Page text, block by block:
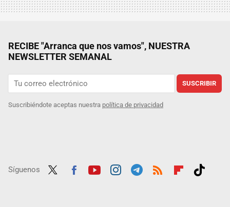
RECIBE "Arranca que nos vamos", NUESTRA
NEWSLETTER SEMANAL
SUSCRIBIR
Suscribiéndote aceptas nuestra política de privacidad
Síguenos